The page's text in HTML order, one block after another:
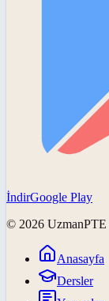
İndirGoogle Play
© 2026 UzmanPTE
Anasayfa
Dersler